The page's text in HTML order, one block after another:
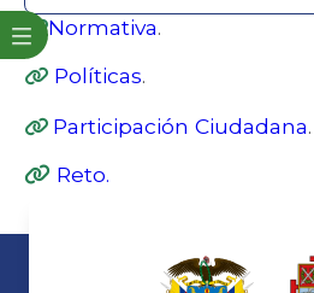
​Normativ​a​.
Políticas.
Participación Ciudadana.
Reto.​